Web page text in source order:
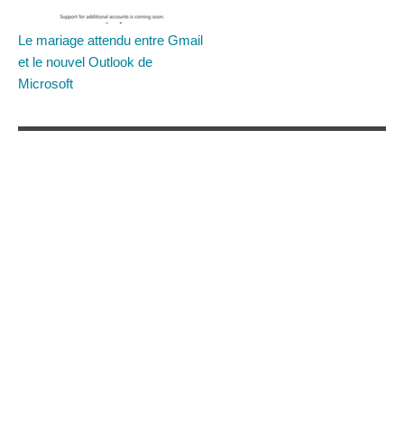
Le mariage attendu entre Gmail
et le nouvel Outlook de
Microsoft